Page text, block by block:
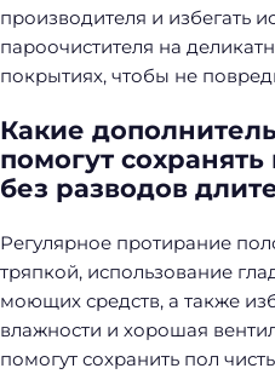
производителя и избегать
пароочистителя на
покрытиях, чтобы не
Какие
помогут
без разводов
Регулярное протирание
тряпкой, использование
моющих средств, а также
влажности и хорошая
помогут сохранить пол